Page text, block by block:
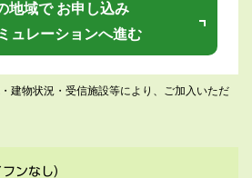
地域で お申し込み
ュレーションへ進む
建物状況・受信施設等により、ご加入いただ
フンなし）